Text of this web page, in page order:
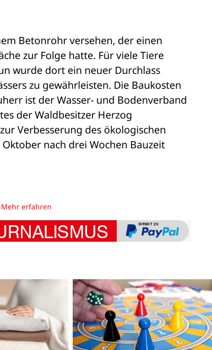
Betonrohr versehen, der einen
zur Folge hatte. Für viele Tiere
wurde dort ein neuer Durchlass
zu gewährleisten. Die Baukosten
ist der Wasser- und Bodenverband
der Waldbesitzer Herzog
Verbesserung des ökologischen
nach drei Wochen Bauzeit
Mehr erfahren